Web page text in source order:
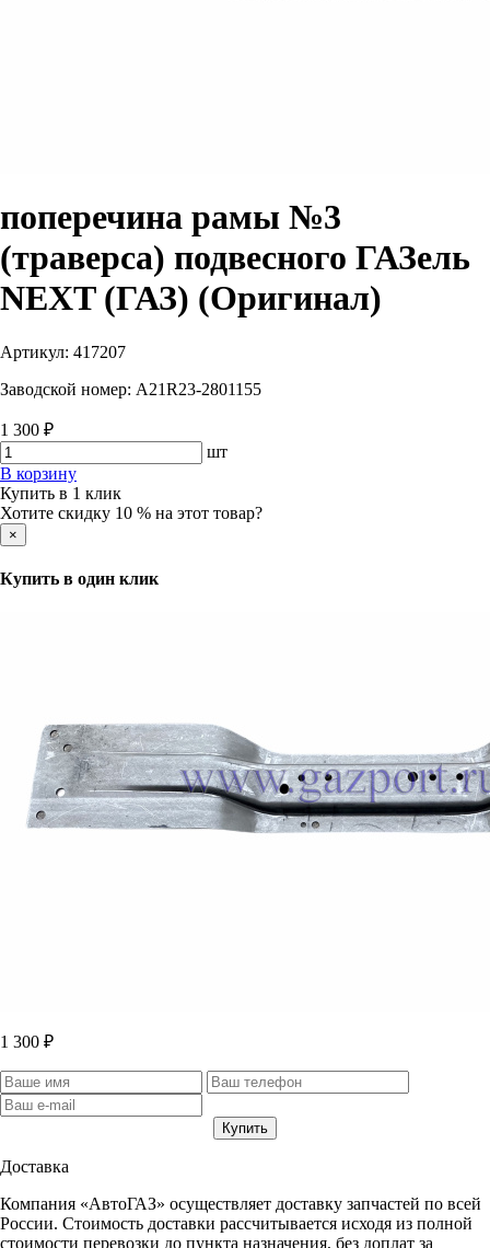
поперечина рамы №3
(траверса) подвесного ГАЗель
NEXT (ГАЗ) (Оригинал)
Артикул: 417207
Заводской номер: A21R23-2801155
1 300 ₽
шт
В корзину
Купить в 1 клик
Хотите скидку 10 % на этот товар?
×
Купить в один клик
1 300 ₽
Доставка
Компания «АвтоГАЗ» осуществляет доставку запчастей по всей
России. Стоимость доставки рассчитывается исходя из полной
стоимости перевозки до пункта назначения, без доплат за